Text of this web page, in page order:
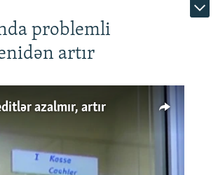
problemli
artır
azalmır, artır